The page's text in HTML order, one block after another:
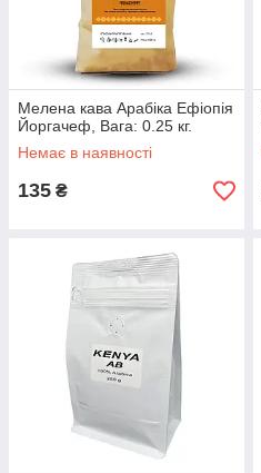
Мелена кава Арабіка Ефіопія
Йоргачеф, Вага: 0.25 кг.
Немає в наявності
135 ₴